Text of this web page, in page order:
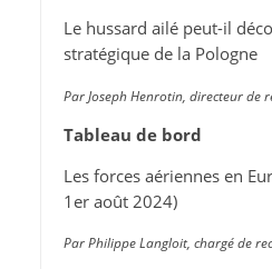
Le hussard ailé peut-il
stratégique de la Pologne
Par Joseph Henrotin, directeur de
Tableau de bord
Les forces aériennes en
1er août 2024)
Par Philippe Langloit, chargé de